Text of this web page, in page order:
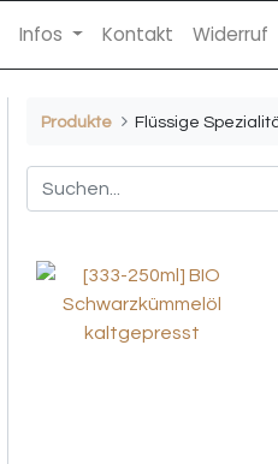
Infos Kontakt Widerruf
Produkte Flüssige